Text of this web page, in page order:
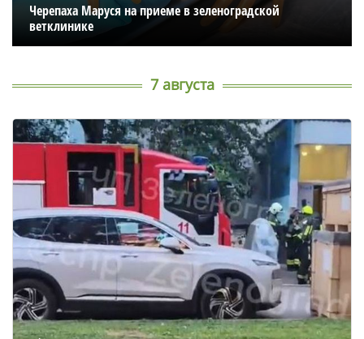
Черепаха Маруся на приеме в зеленоградской
ветклинике
7 августа